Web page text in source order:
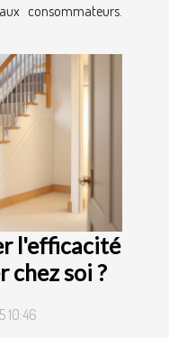
consommateurs.
l'efficacité
chez soi ?
10:46